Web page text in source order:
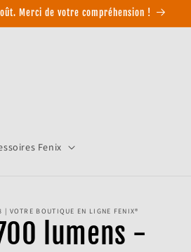
Merci de votre compréhension !
Fenix
| VOTRE BOUTIQUE EN LIGNE FENIX®
lumens -